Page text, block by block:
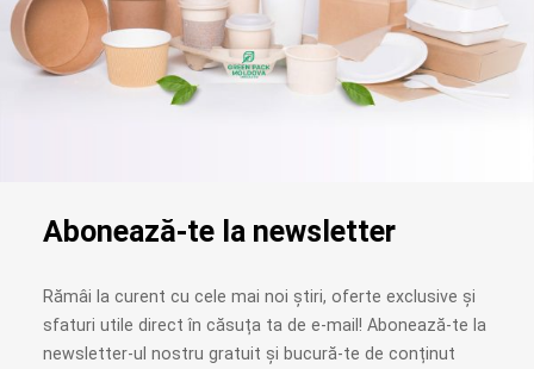
Abonează-te la newsletter
Rămâi la curent cu cele mai noi știri, oferte exclusive și
sfaturi utile direct în căsuța ta de e-mail! Abonează-te la
newsletter-ul nostru gratuit și bucură-te de conținut